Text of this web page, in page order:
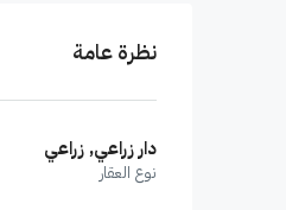
نظرة عامة
دار زراعي, زراعي
نوع العقار